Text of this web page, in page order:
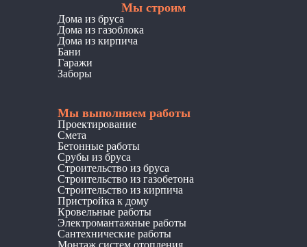
Мы строим
Дома из бруса
Дома из газоблока
Дома из кирпича
Бани
Гаражи
Заборы
Мы выполняем работы
Проектирование
Смета
Бетонные работы
Срубы из бруса
Строительство из бруса
Строительство из газобетона
Строительство из кирпича
Пристройка к дому
Кровельные работы
Электромантажные работы
Сантехнические работы
Монтаж систем отопления